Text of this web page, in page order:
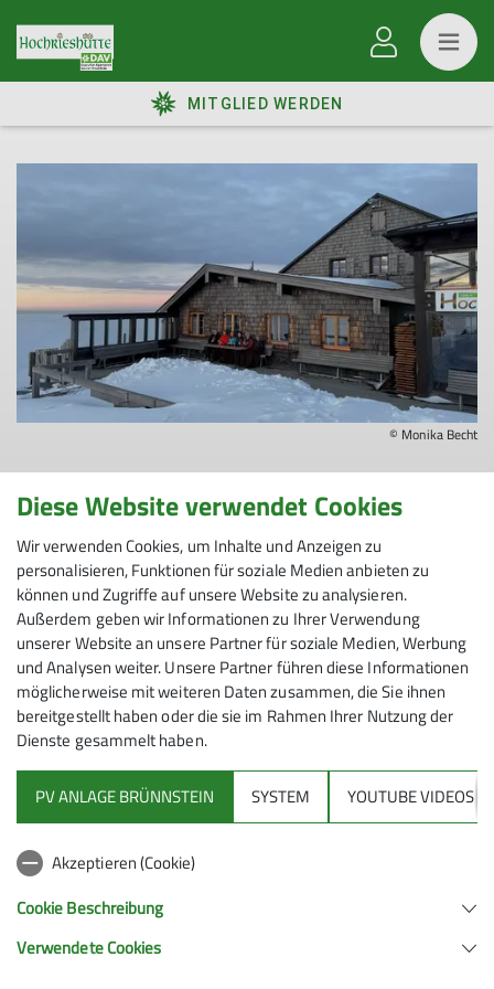
MITGLIED WERDEN
© Monika Becht
reservierungsanfragen_hochries@dav-rosenheim.de
Allgemein:post@hochrieshuette.com
Hüttentelefon:+49 80328210 (bitte bedenkt, dass wir
in der Mittagszeit für unsere Gäste da sind)
Sektion
Hochrieshütte
Diese Website verwendet Cookies
Wir verwenden Cookies, um Inhalte und Anzeigen zu
personalisieren, Funktionen für soziale Medien anbieten zu
können und Zugriffe auf unsere Website zu analysieren.
Außerdem geben wir Informationen zu Ihrer Verwendung
unserer Website an unsere Partner für soziale Medien, Werbung
und Analysen weiter. Unsere Partner führen diese Informationen
möglicherweise mit weiteren Daten zusammen, die Sie ihnen
bereitgestellt haben oder die sie im Rahmen Ihrer Nutzung der
Dienste gesammelt haben.
PV ANLAGE BRÜNNSTEIN SYSTEM YOUTUBE VIDEOS
Akzeptieren (Cookie)
Cookie Beschreibung
Verwendete Cookies